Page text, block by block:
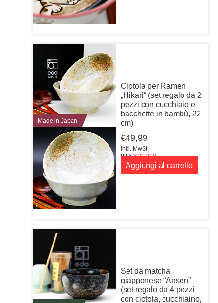
Made in Japan
Ciotola per Ramen
„Hikari“ (set regalo da 2
pezzi con cucchiaio e
bacchette in bambù, 22
cm)
€49,99
Inkl. MwSt.
plusshipping
Aggiungi al carrello
Set da matcha
giapponese “Ansen”
(set regalo da 4 pezzi
con ciotola, cucchiaino,